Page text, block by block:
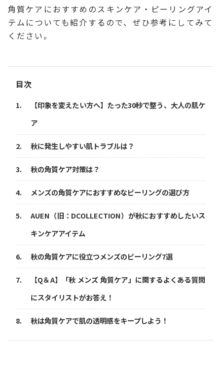
角質ケアにおすすめのスキンケア・ピーリングアイ
テムについても紹介するので、ぜひ参考にしてみて
ください。
目次
【印象を変えたい方へ】たった30秒で整う、大人の肌ケ
ア
秋に発生しやすい肌トラブルは？
秋の角質ケア対策は？
メンズの角質ケアにおすすめなピーリングの選び方
AUEN（旧：DCOLLECTION）が秋におすすめしたいス
キンケアアイテム
秋の角質ケアに役立つメンズのピーリング7選
【Q＆A】「秋 メンズ 角質ケア」に関するよくある質問
にスタイリストがお答え！
秋は角質ケアで肌の透明感をキープしよう！